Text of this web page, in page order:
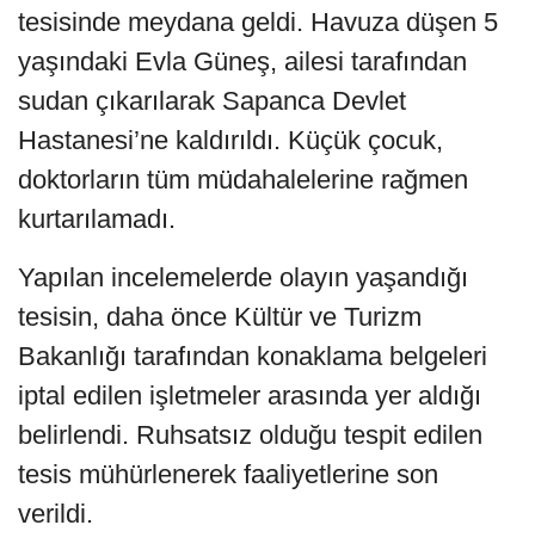
tesisinde meydana geldi. Havuza düşen 5
yaşındaki Evla Güneş, ailesi tarafından
sudan çıkarılarak Sapanca Devlet
Hastanesi’ne kaldırıldı. Küçük çocuk,
doktorların tüm müdahalelerine rağmen
kurtarılamadı.
Yapılan incelemelerde olayın yaşandığı
tesisin, daha önce Kültür ve Turizm
Bakanlığı tarafından konaklama belgeleri
iptal edilen işletmeler arasında yer aldığı
belirlendi. Ruhsatsız olduğu tespit edilen
tesis mühürlenerek faaliyetlerine son
verildi.